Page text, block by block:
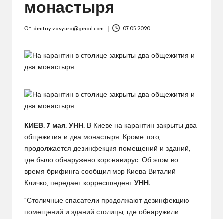
монастыря
От dmitriy.vasyura@gmail.com 07.05.2020
КИЕВ. 7 мая. УНН. В Киеве на карантин закрыты два
общежития и два монастыря. Кроме того,
продолжается дезинфекция помещений и зданий,
где было обнаружено коронавирус. Об этом во
время брифинга сообщил мэр Киева Виталий
Кличко, передает корреспондентУНН .
"Столичные спасатели продолжают дезинфекцию
помещений и зданий столицы, где обнаружили